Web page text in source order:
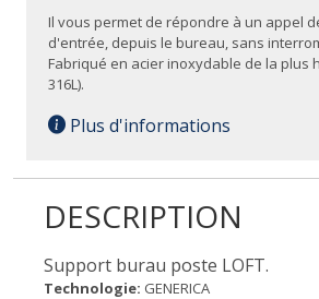
Il vous permet de répondre à un appel
d'entrée, depuis le bureau, sans
Fabriqué en acier inoxydable de la plus
316L).
Plus d'informations
DESCRIPTION
Support burau poste LOFT.
Technologie: GENERICA